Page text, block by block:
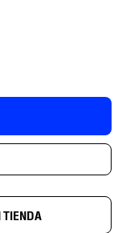
TIENDA